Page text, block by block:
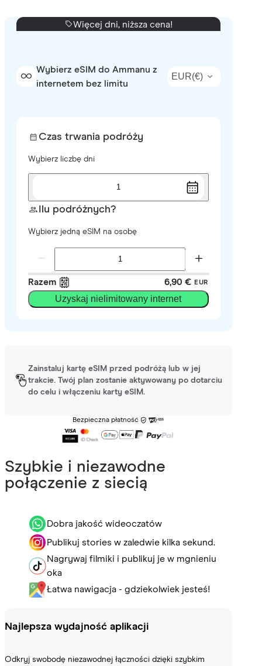
Więcej dni, niższa cena!
Wybierz eSIM do Ammanu z
internetem bez limitu
EUR(€)
Czas trwania podróży
Wybierz liczbę dni
1
Ilu podróżnych?
Wybierz jedną eSIM na osobę
Razem 6,90 € EUR
Uzyskaj nielimitowany internet
Zainstaluj kartę eSIM przed podróżą lub w jej
trakcie. Twój plan zostanie aktywowany po dotarciu
do celu i włączeniu karty eSIM.
Bezpieczna płatność
Szybkie i niezawodne
połączenie z siecią
Dobra jakość wideoczatów
Publikuj stories w zaledwie kilka sekund.
Nagrywaj filmiki i publikuj je w mgnieniu
oka
Łatwa nawigacja - gdziekolwiek jesteś!
Najlepsza wydajność aplikacji
Odkryj swobodę niezawodnej łączności dzięki szybkim